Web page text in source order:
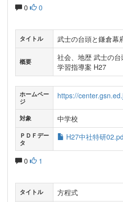
0 0
タイトル 武士の台頭と鎌倉幕
概要
社会、地歴 武士の
学習指導案 H27
ホームペー
ジ
https://
対象 中学校
ＰＤＦデー
タ
H27中社特研
0 1
タイトル 方程式